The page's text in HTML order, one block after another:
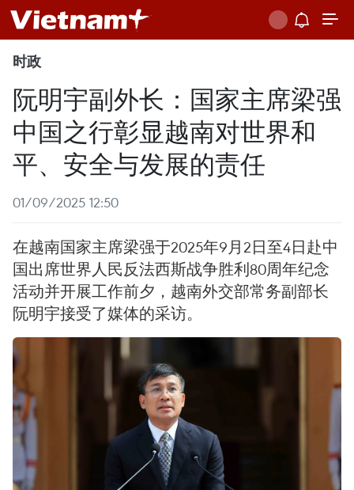
时政
阮明宇副外长：国家主席梁强
中国之行彰显越南对世界和
平、安全与发展的责任
01/09/2025 12:50
在越南国家主席梁强于2025年9月2日至4日赴中
国出席世界人民反法西斯战争胜利80周年纪念
活动并开展工作前夕，越南外交部常务副部长
阮明宇接受了媒体的采访。 ​